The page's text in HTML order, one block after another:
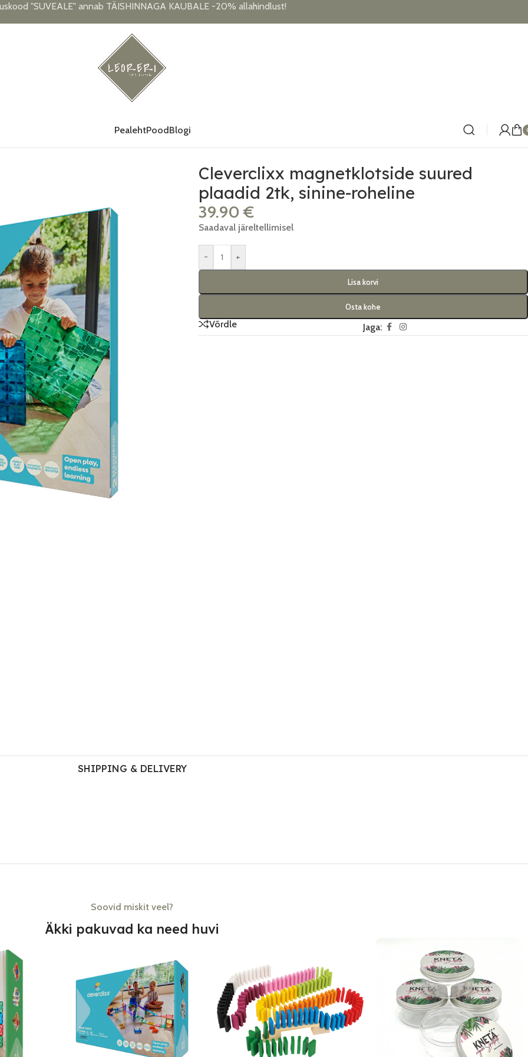
"SUVEALE" annab TÄISHINNAGA KAUBALE -20% allahindlust!
PealehtPoodBlogi
Cleverclixx magnetklotside suured
plaadid 2tk, sinine-roheline
39.90 €
Saadaval järeltellimisel
- +
Lisa korvi
Osta kohe
Võrdle Jaga:
SHIPPING & DELIVERY
Soovid miskit veel?
Äkki pakuvad ka need huvi